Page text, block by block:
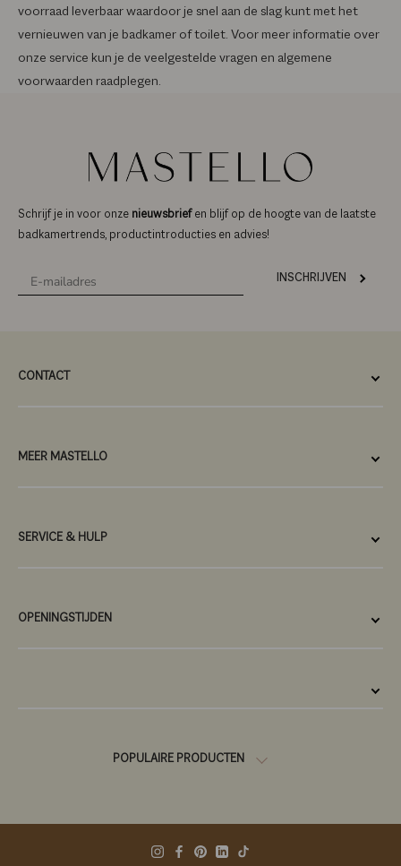
voorraad leverbaar waardoor je snel aan de slag kunt met het
vernieuwen van je badkamer of toilet. Voor meer informatie over
onze service kun je de veelgestelde vragen en algemene
voorwaarden raadplegen.
Schrijf je in voor onze nieuwsbrief en blijf op de hoogte van de laatste
badkamertrends, productintroducties en advies!
INSCHRIJVEN
CONTACT
MEER MASTELLO
SERVICE & HULP
OPENINGSTIJDEN
POPULAIRE PRODUCTEN